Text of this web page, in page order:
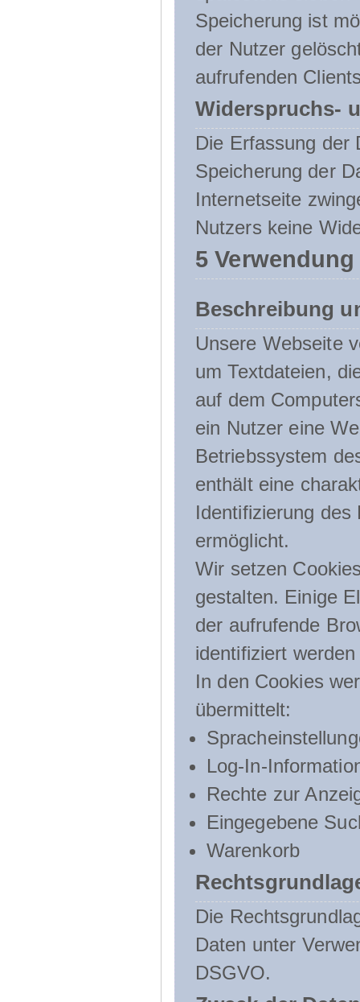
Speicherung ist
der Nutzer
aufrufenden
Widerspruchs-
Die Erfassung der
Speicherung der
Internetseite
Nutzers keine
5
Beschreibung
Unsere Webseite
um Textdateien,
auf dem
ein Nutzer eine
Betriebssystem
enthält eine
Identifizierung
ermöglicht.
Wir setzen
gestalten. Einige
der aufrufende
identifiziert
In den Cookies
übermittelt:
Log-In-
Rechte zur
Eingegebene
Warenkorb
Die
Daten unter
DSGVO.